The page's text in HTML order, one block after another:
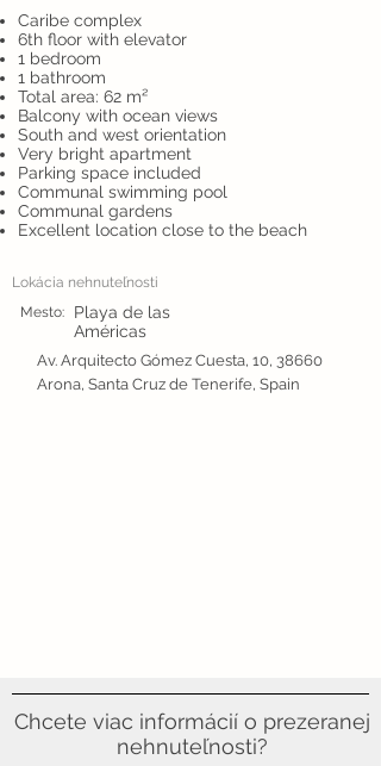
Caribe complex
6th floor with elevator
1 bedroom
1 bathroom
Total area: 62 m²
Balcony with ocean views
South and west orientation
Very bright apartment
Parking space included
Communal swimming pool
Communal gardens
Excellent location close to the beach
Lokácia nehnuteľnosti
Mesto:
Playa de las
Américas
Av. Arquitecto Gómez Cuesta, 10, 38660
Arona, Santa Cruz de Tenerife, Spain
Chcete viac informácií o prezeranej
nehnuteľnosti?